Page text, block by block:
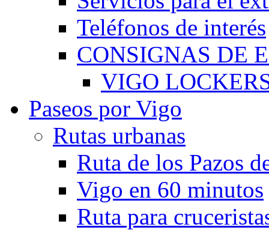
Teléfonos de interés
CONSIGNAS DE
VIGO
Paseos por Vigo
Rutas urbanas
Ruta de los Pazos
Vigo en 60 minutos
Ruta para